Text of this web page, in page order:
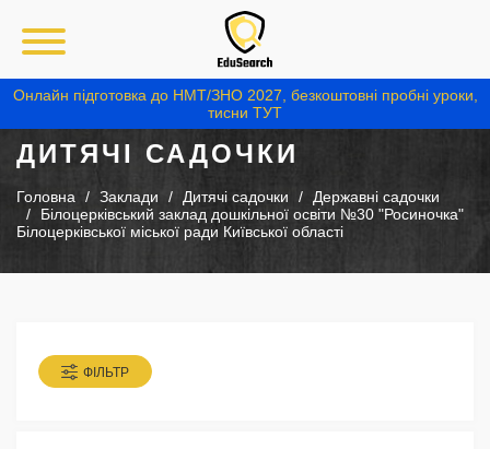
Онлайн підготовка до НМТ/ЗНО 2027, безкоштовні пробні уроки,
тисни ТУТ
ДИТЯЧІ САДОЧКИ
Головна Заклади Дитячі садочки
Державні садочки
Білоцерківський заклад дошкільної освіти №30 "Росиночка"
Білоцерківської міської ради Київської області
ФІЛЬТР